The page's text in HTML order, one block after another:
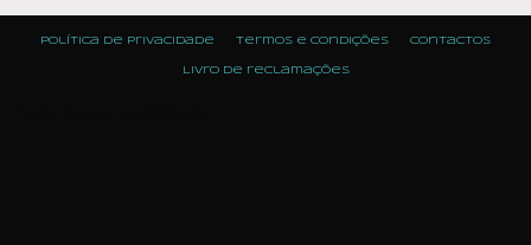
Política de Privacidade Termos e condições Contactos
Livro de reclamações